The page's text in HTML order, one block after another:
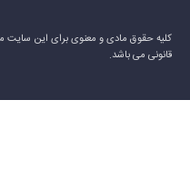
کلیه حقوق مادی و معنوی برای این سایت
قانونی می باشد.